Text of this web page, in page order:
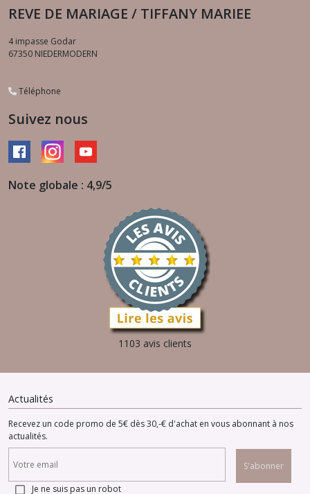
REVE DE MARIAGE / TIFFANY MARIEE
4 impasse Godar
67350 NIEDERMODERN
Téléphone
Suivez nous
Note globale : 4,9/5
1103 avis clients
Actualités
Recevez un code promo de 5€ dès 30,-€ d'achat en vous abonnant à nos
actualités.
S'abonner
Je ne suis pas un robot